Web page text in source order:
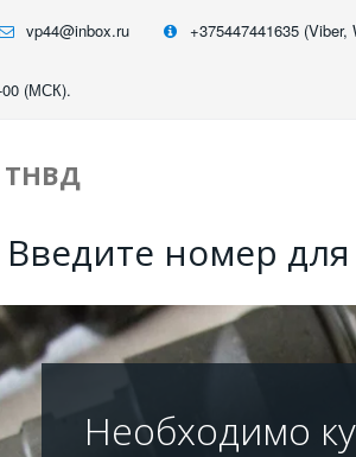
vp44@inbox.ru +375447441635 (Viber,
(МСК).
ТНВД
Введите номер для
Необходимо